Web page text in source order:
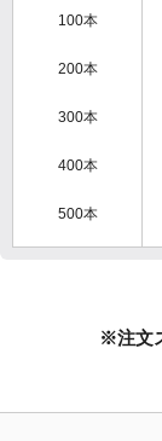
100本
200本
300本
400本
500本
※注文